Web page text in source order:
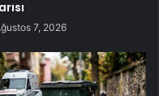
7, 2026